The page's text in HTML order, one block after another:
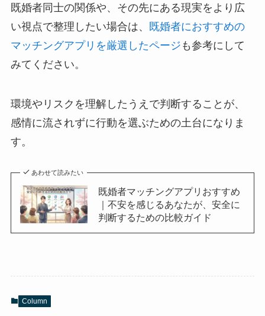
既婚者同士の関係や、その先にある現実をより広
い視点で整理したい場合は、
既婚者におすすめの
マッチングアプリを厳選したページ も参考にして
みてください。
環境やリスクを理解したうえで判断することが、
感情に流されずに行動を選ぶための土台になりま
す。
あわせて読みたい
既婚者マッチングアプリおすすめ
｜不安を感じるあなたが、安全に
判断するための比較ガイド
Column